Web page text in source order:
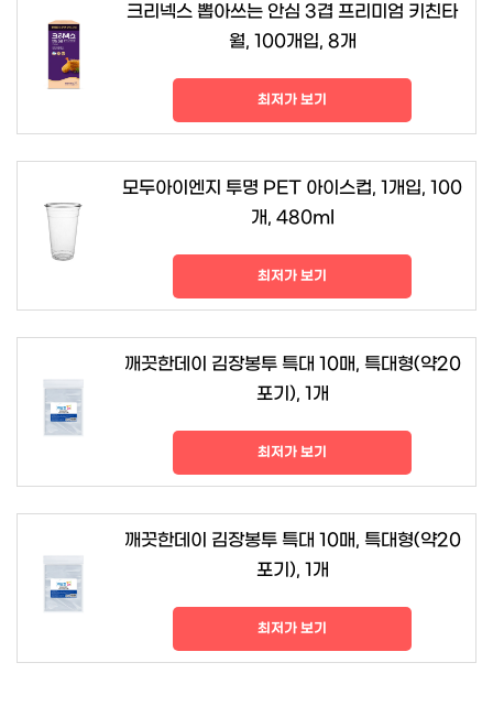
크리넥스 뽑아쓰는 안심 3겹 프리미엄 키친타
월, 100개입, 8개
최저가 보기
모두아이엔지 투명 PET 아이스컵, 1개입, 100
개, 480ml
최저가 보기
깨끗한데이 김장봉투 특대 10매, 특대형(약20
포기), 1개
최저가 보기
깨끗한데이 김장봉투 특대 10매, 특대형(약20
포기), 1개
최저가 보기